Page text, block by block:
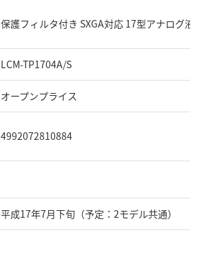
保護フィルタ付き SXGA対応 17型アナログ液
LCM-TP1704A/S
オープンプライス
4992072810884
平成17年7月下旬（予定：2モデル共通）